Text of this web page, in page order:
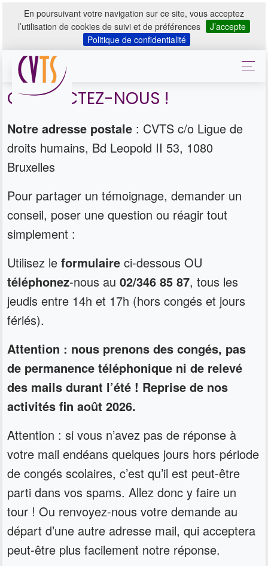
En poursuivant votre navigation sur ce site, vous acceptez
l’utilisation de cookies de suivi et de préférences
J’accepte
Politique de confidentialité
CONTACTEZ-NOUS !
Notre adresse postale : CVTS c/o Ligue de
droits humains, Bd Leopold II 53, 1080
Bruxelles
Pour partager un témoignage, demander un
conseil, poser une question ou réagir tout
simplement :
Utilisez leformulaireci-dessous OU
téléphonez-nous au02/346 85 87, tous les
jeudis entre 14h et 17h (hors congés et jours
fériés).
Attention : nous prenons des congés, pas
de permanence téléphonique ni de relevé
des mails durant l’été ! Reprise de nos
activités fin août 2026.
Attention : si vous n’avez pas de réponse à
votre mail endéans quelques jours hors période
de congés scolaires, c’est qu’il est peut-être
parti dans vos spams. Allez donc y faire un
tour ! Ou renvoyez-nous votre demande au
départ d’une autre adresse mail, qui acceptera
peut-être plus facilement notre réponse.